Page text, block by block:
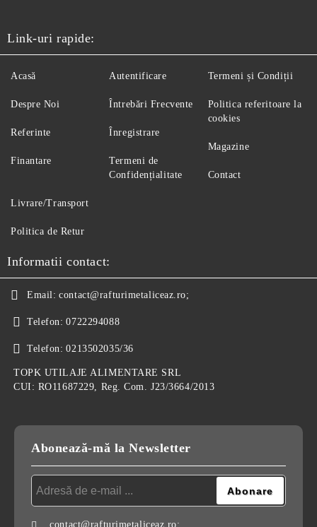
Link-uri rapide:
Acasă
Despre Noi
Referinte
Finantare
Autentificare
Întrebări Frecvente
Înregistrare
Termeni de
Confidențialitate
Termeni și Condiții
Politica referitoare la
cookies
Magazine
Contact
Livrare/Transport
Politica de Retur
Informatii contact:
Email: contact@rafturimetaliceaz.ro;
Telefon: 0722294088
Telefon: 0213502035/36
TOPK UTILAJE ALIMENTARE SRL
CUI: RO11687229, Reg. Com. J23/3664/2013
Abonează-mă la Newsletter
contact@rafturimetaliceaz.ro;